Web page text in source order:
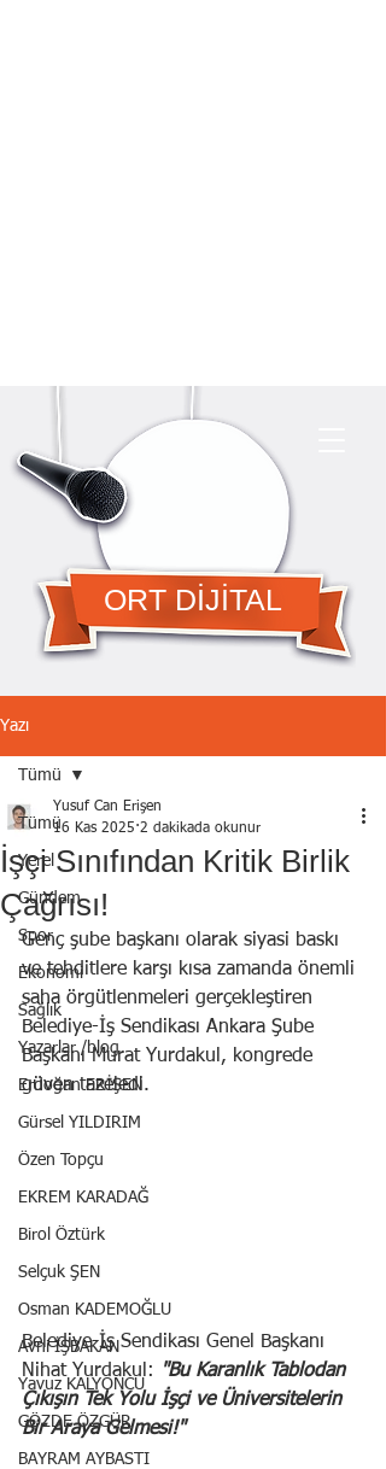
ORT DİJİTAL
Yazı
Tümü
Yerel
Gündem
Spor
Ekonomi
Sağlık
Yazarlar /blog
Erdoğan ERİŞEN
Gürsel YILDIRIM
Özen Topçu
EKREM KARADAĞ
Birol Öztürk
Selçuk ŞEN
Osman KADEMOĞLU
Avni İŞBAKAN
Yavuz KALYONCU
GÖZDE ÖZGÜR
BAYRAM AYBASTI
Tümü
İşçi Sınıfından Kritik Birlik
Çağrısı!
Yusuf Can Erişen
16 Kas 2025 2 dakikada okunur
Genç şube başkanı olarak siyasi baskı
ve tehditlere karşı kısa zamanda önemli
saha örgütlenmeleri gerçekleştiren
Belediye-İş Sendikası Ankara Şube
Başkanı Murat Yurdakul, kongrede
güven tazeledi.
Belediye-İş Sendikası Genel Başkanı
Nihat Yurdakul:
"Bu Karanlık Tablodan
Çıkışın Tek Yolu İşçi ve Üniversitelerin
Bir Araya Gelmesi!"